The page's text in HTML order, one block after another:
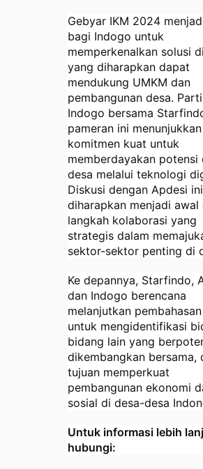
Gebyar IKM 2024
bagi Indogo untuk
memperkenalkan solusi
yang diharapkan dapat
mendukung UMKM dan
pembangunan desa.
Indogo bersama
pameran ini menunjukkan
komitmen kuat untuk
memberdayakan potensi
desa melalui teknologi
Diskusi dengan Apdesi ini
diharapkan menjadi awal
langkah kolaborasi yang
strategis dalam
sektor-sektor penting di
Ke depannya, Starfindo,
dan Indogo berencana
melanjutkan
untuk mengidentifikasi
bidang lain yang
dikembangkan bersama,
tujuan memperkuat
pembangunan ekonomi
sosial di desa-desa
Untuk informasi lebih
hubungi: